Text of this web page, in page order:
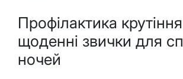
Профілактика крутіння
щоденні звички для
ночей